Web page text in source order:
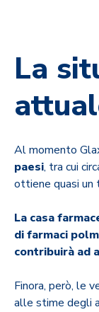
La
Al momento
paesi, tra cui
ottiene quasi un
La casa
di farmaci
contribuirà ad
Finora, però, le
alle stime degli